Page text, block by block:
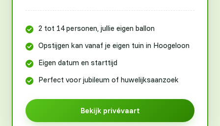
2 tot 14 personen, jullie eigen ballon
Opstijgen kan vanaf je eigen tuin in Hoogeloon
Eigen datum en starttijd
Perfect voor jubileum of huwelijksaanzoek
Bekijk privévaart